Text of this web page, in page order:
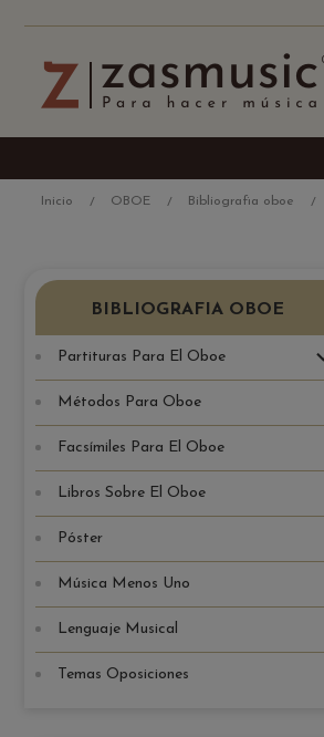
Inicio OBOE Bibliografia oboe
BIBLIOGRAFIA OBOE
Partituras Para El Oboe
Métodos Para Oboe
Facsímiles Para El Oboe
Libros Sobre El Oboe
Póster
Música Menos Uno
Lenguaje Musical
Temas Oposiciones